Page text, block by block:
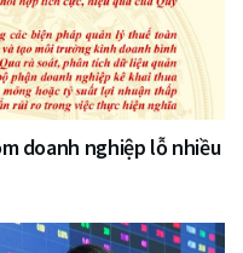
doanh nghiệp lỗ nhiều